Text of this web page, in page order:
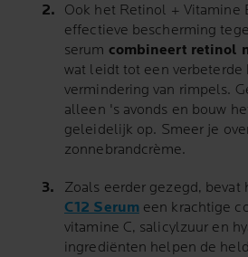
Ook het Retinol + Vitamine
effectieve bescherming
serum combineert retinol
wat leidt tot een verbeterde
vermindering van rimpels.
alleen 's avonds en bouw
geleidelijk op. Smeer je
zonnebrandcrème.
Zoals eerder gezegd, bevat
C12 Serumeen krachtige
vitamine C, salicylzuur en
ingrediënten helpen de